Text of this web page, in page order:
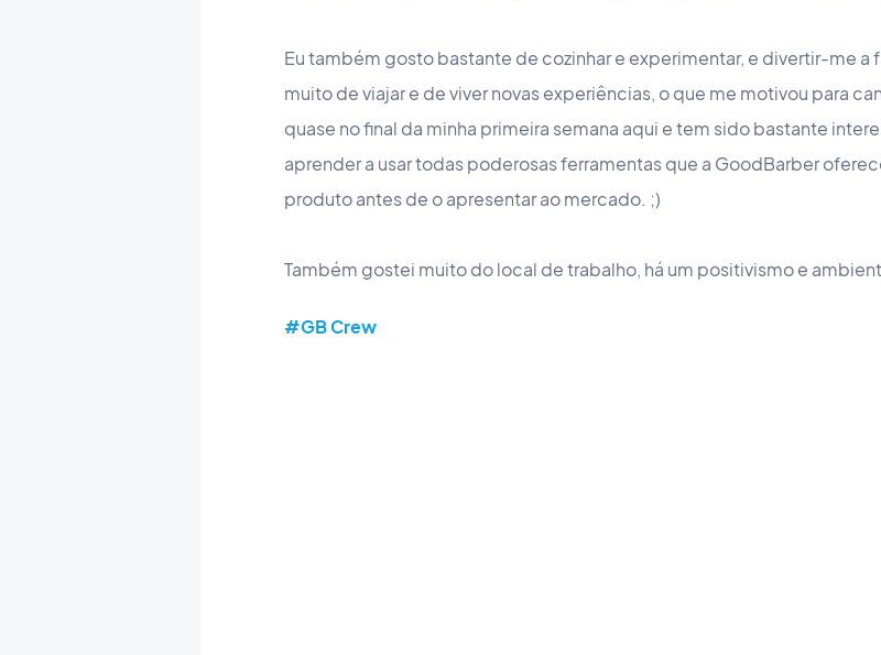
Eu também gosto bastante de cozinhar e experimentar, e divertir-me a
muito de viajar e de viver novas experiências, o que me motivou para
quase no final da minha primeira semana aqui e tem sido bastante
aprender a usar todas poderosas ferramentas que a GoodBarber
produto antes de o apresentar ao mercado. ;)
Também gostei muito do local de trabalho, há um positivismo e
#GB Crew